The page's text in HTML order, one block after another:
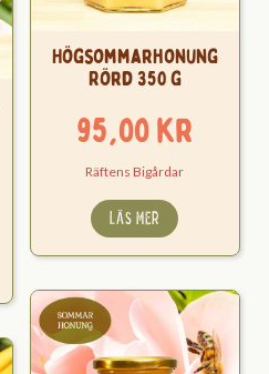
Högsommarhonung
Rörd 350 g
95,00kr
Räftens Bigårdar
LÄS MER